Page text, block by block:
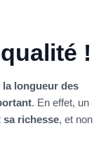
!
la longueur des
. En effet, un
sa richesse, et non